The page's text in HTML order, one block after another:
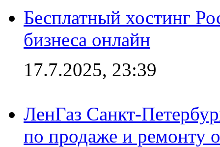
Бесплатный хостинг
бизнеса онлайн
17.7.2025, 23:39
ЛенГаз Санкт-
по продаже и ремонту